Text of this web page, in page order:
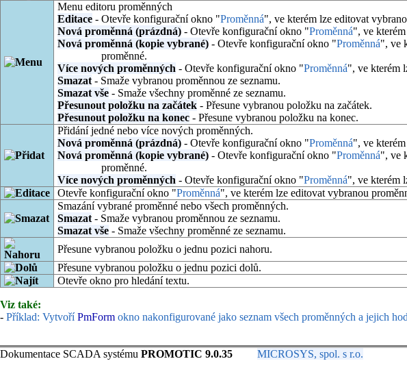
Menu editoru proměnných
Editace- Otevře konfigurační okno "Proměnná", ve kterém lze editovat
Nová proměnná (prázdná)- Otevře konfigurační okno "Proměnná", ve
Nová proměnná (kopie vybrané)- Otevře konfigurační okno "Proměnná", ve
proměnné.
Více nových proměnných - Otevře konfigurační okno "Proměnná", ve kterém
Smazat- Smaže vybranou proměnnou ze seznamu.
Smazat vše- Smaže všechny proměnné ze seznamu.
Přesunout položku na začátek- Přesune vybranou položku na začátek.
Přesunout položku na konec- Přesune vybranou položku na konec.
Přidání jedné nebo více nových proměnných.
Nová proměnná (prázdná)- Otevře konfigurační okno "Proměnná", ve
Nová proměnná (kopie vybrané)- Otevře konfigurační okno "Proměnná", ve
proměnné.
Více nových proměnných - Otevře konfigurační okno "Proměnná", ve kterém
Otevře konfigurační okno "Proměnná", ve kterém lze editovat vybranou
Smazání vybrané proměnné nebo všech proměnných.
Smazat- Smaže vybranou proměnnou ze seznamu.
Smazat vše- Smaže všechny proměnné ze seznamu.
Přesune vybranou položku o jednu pozici nahoru.
Přesune vybranou položku o jednu pozici dolů.
Otevře okno pro hledání textu.
Viz také:
- Příklad: VytvoříPmForm okno nakonfigurované jako seznam všech proměnných a jejich
Dokumentace SCADA systému PROMOTIC 9.0.35 MICROSYS, spol. s r.o.